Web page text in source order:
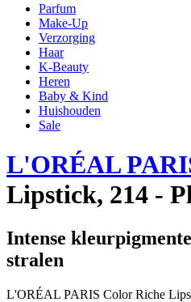
Parfum
Make-Up
Verzorging
Haar
K-Beauty
Heren
Baby & Kind
Huishouden
Sale
L'ORÉAL
Lipstick, 214 -
Intense
stralen
L'ORÉAL PARIS Color Riche